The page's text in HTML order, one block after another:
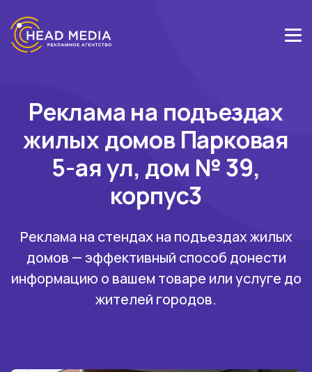
Реклама на подъездах
жилых домов Парковая
5-ая ул, дом № 39,
корпус3
Реклама на стендах на подъездах жилых
домов — эффективный способ донести
информацию о вашем товаре или услуге до
жителей городов.